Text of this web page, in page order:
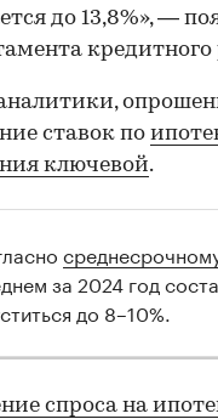
до 13,8%», —
кредитного
ставок по
ключевой.
за 2024 год
до 8–10%.
спроса на